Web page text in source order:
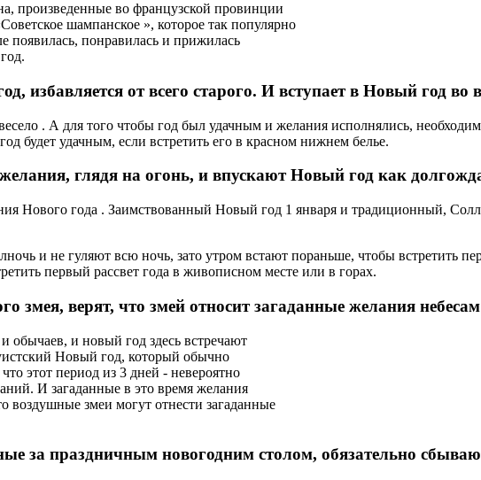
произведенные во французской провинции
шампанское », которое так популярно
появилась, понравилась и прижилась
избавляется от всего старого. И вступает в Новый год во
. А для того чтобы год был удачным и желания исполнялись,
будет удачным, если встретить его в красном нижнем белье.
глядя на огонь, и впускают Новый год как
Нового года . Заимствованный Новый год 1 января и традиционный,
и не гуляют всю ночь, зато утром встают пораньше, чтобы встретить
первый рассвет года в живописном месте или в горах.
змея, верят, что змей относит загаданные желания небесам
обычаев, и новый год здесь встречают
Новый год, который обычно
этот период из 3 дней - невероятно
И загаданные в это время желания
змеи могут отнести загаданные
за праздничным новогодним столом, обязательно